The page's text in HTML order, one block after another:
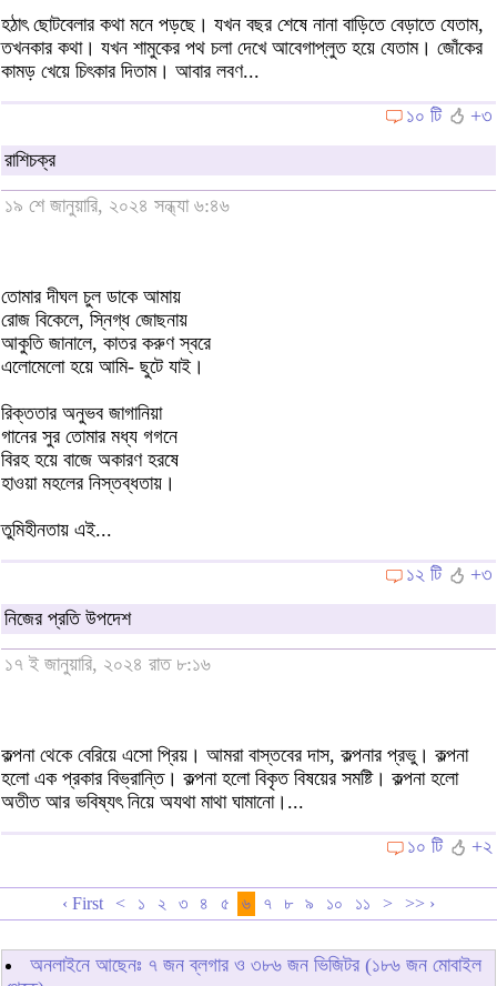
হঠাৎ ছোটবেলার কথা মনে পড়ছে। যখন বছর শেষে নানা বাড়িতে বেড়াতে যেতাম,
তখনকার কথা। যখন শামুকের পথ চলা দেখে আবেগাপ্লুত হয়ে যেতাম। জোঁকের
কামড় খেয়ে চিৎকার দিতাম। আবার লবণ...
১০ টি
+৩
রাশিচক্র
১৯ শে জানুয়ারি, ২০২৪ সন্ধ্যা ৬:৪৬
তোমার দীঘল চুল ডাকে আমায়
রোজ বিকেলে, স্নিগ্ধ জোছনায়
আকুতি জানালে, কাতর করুণ স্বরে
এলোমেলো হয়ে আমি- ছুটে যাই।
রিক্ততার অনুভব জাগানিয়া
গানের সুর তোমার মধ্য গগনে
বিরহ হয়ে বাজে অকারণ হরষে
হাওয়া মহলের নিস্তব্ধতায়।
তুমিহীনতায় এই...
১২ টি
+৩
নিজের প্রতি উপদেশ
১৭ ই জানুয়ারি, ২০২৪ রাত ৮:১৬
কল্পনা থেকে বেরিয়ে এসো প্রিয়। আমরা বাস্তবের দাস, কল্পনার প্রভু। কল্পনা
হলো এক প্রকার বিভ্রান্তি। কল্পনা হলো বিকৃত বিষয়ের সমষ্টি। কল্পনা হলো
অতীত আর ভবিষ্যৎ নিয়ে অযথা মাথা ঘামানো।...
১০ টি
+২
‹ First < ১ ২ ৩ ৪ ৫ ৬ ৭ ৮ ৯ ১০ ১১ > >> ›
অনলাইনে আছেনঃ ৭ জন ব্লগার ও ৩৮৬ জন ভিজিটর (১৮৬ জন মোবাইল